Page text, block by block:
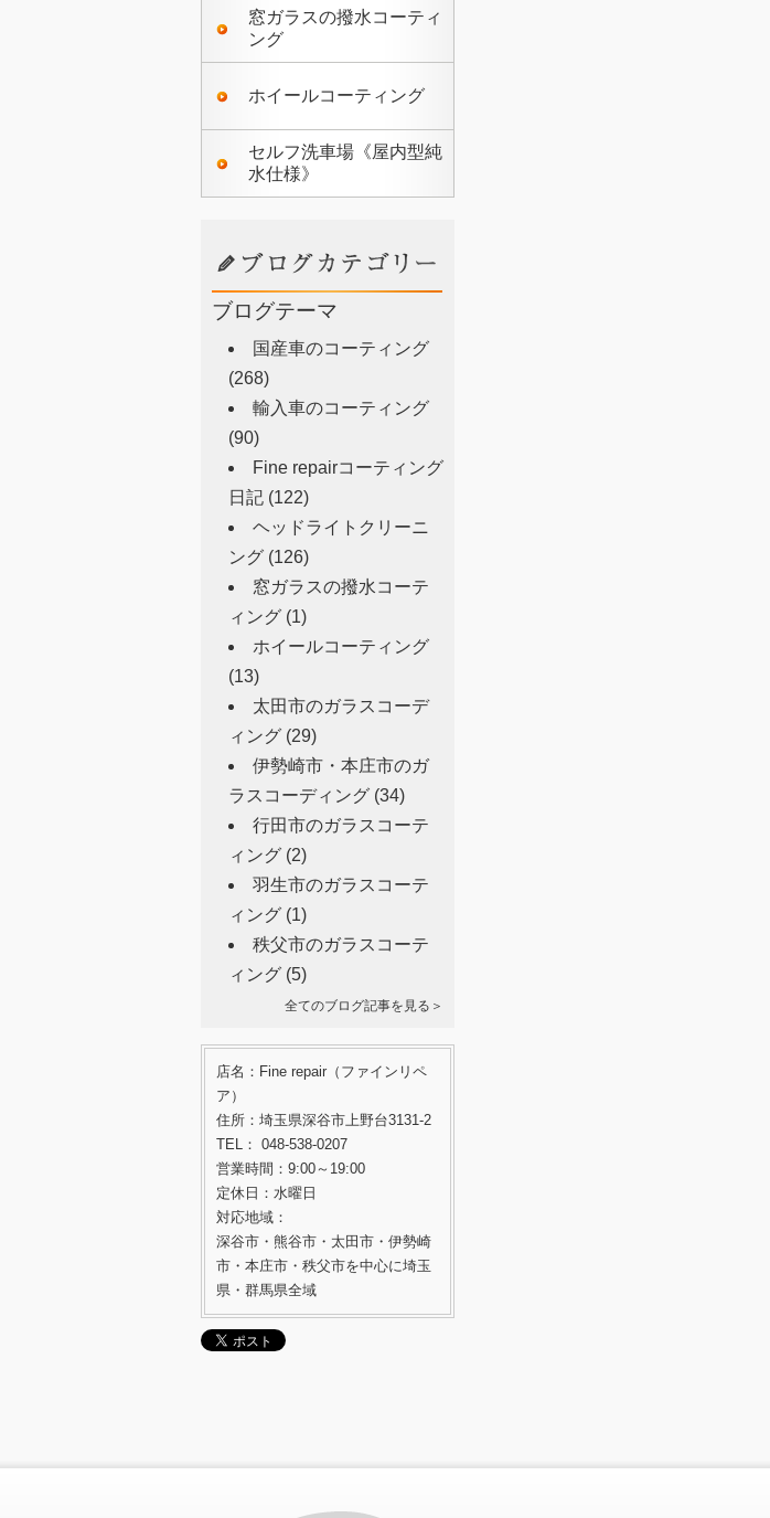
窓ガラスの撥水コーティ
ング
ホイールコーティング
セルフ洗車場《屋内型純
水仕様》
ブログテーマ
国産車のコーティング
(268)
輸入車のコーティング
(90)
Fine repairコーティング
日記 (122)
ヘッドライトクリーニ
ング (126)
窓ガラスの撥水コーテ
ィング (1)
ホイールコーティング
(13)
太田市のガラスコーデ
ィング (29)
伊勢崎市・本庄市のガ
ラスコーディング (34)
行田市のガラスコーテ
ィング (2)
羽生市のガラスコーテ
ィング (1)
秩父市のガラスコーテ
ィング (5)
全てのブログ記事を見る＞
店名：Fine repair（ファインリペ
ア）
住所：埼玉県深谷市上野台3131-2
TEL： 048-538-0207
営業時間：9:00～19:00
定休日：水曜日
対応地域：
深谷市・熊谷市・太田市・伊勢崎
市・本庄市・秩父市を中心に埼玉
県・群馬県全域